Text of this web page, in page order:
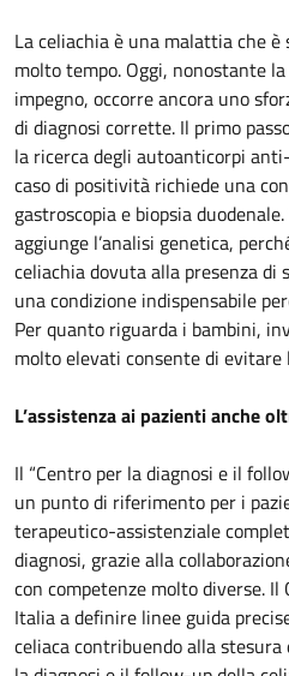
La celiachia è una malattia che
molto tempo. Oggi, nonostante
impegno, occorre ancora uno
di diagnosi corrette. Il primo
la ricerca degli autoanticorpi
caso di positività richiede una
gastroscopia e biopsia
aggiunge l’analisi genetica,
celiachia dovuta alla presenza di
una condizione indispensabile
Per quanto riguarda i bambini,
molto elevati consente di evitare
L’assistenza ai pazienti anche
Il “Centro per la diagnosi e il
un punto di riferimento per i
terapeutico-assistenziale
diagnosi, grazie alla
con competenze molto diverse.
Italia a definire linee guida
celiaca contribuendo alla